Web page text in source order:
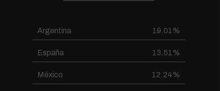
Argentina 19.01%
España 13.51%
México 12.24%